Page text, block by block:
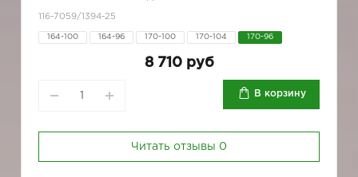
116-7059/1394-25
164-100 164-96 170-100 170-104 170-96
8 710 руб
В корзину
Читать отзывы 0